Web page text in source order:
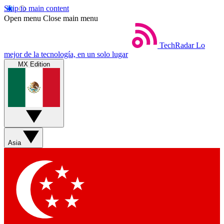
Skip to main content
Open menu Close main menu
TechRadar Lo
mejor de la tecnología, en un solo lugar
MX Edition
Asia